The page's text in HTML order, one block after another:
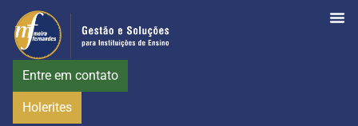
Entre em contato
Holerites